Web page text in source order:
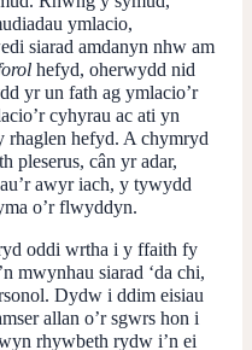
ymlacio,
siarad amdanyn nhw am
hefyd, oherwydd nid
yr un fath ag ymlacio’r
cyhyrau ac ati yn
rhaglen hefyd. A chymryd
pleserus, cân yr adar,
awyr iach, y tywydd
o’r flwyddyn.
oddi wrtha i y ffaith fy
mwynhau siarad ‘da chi,
Dydw i ddim eisiau
allan o’r sgwrs hon i
rhywbeth rydw i’n ei